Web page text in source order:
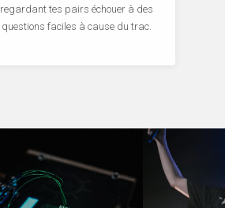
regardant tes pairs échouer à des
questions faciles à cause du trac.